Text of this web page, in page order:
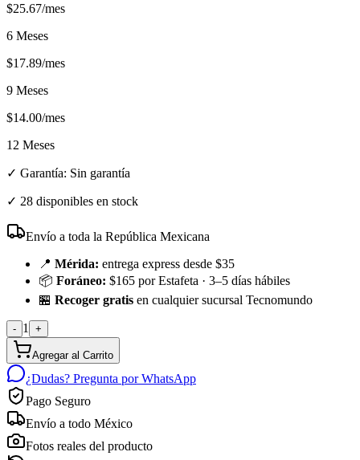
$25.67/mes
6 Meses
$17.89/mes
9 Meses
$14.00/mes
12 Meses
✓ Garantía: Sin garantía
✓ 28 disponibles en stock
Envío a toda la República Mexicana
📍 Mérida: entrega express desde $35
📦 Foráneo: $165 por Estafeta · 3–5 días hábiles
🏪 Recoger gratis en cualquier sucursal Tecnomundo
- 1 +
Agregar al Carrito
¿Dudas? Pregunta por WhatsApp
Pago Seguro
Envío a todo México
Fotos reales del producto